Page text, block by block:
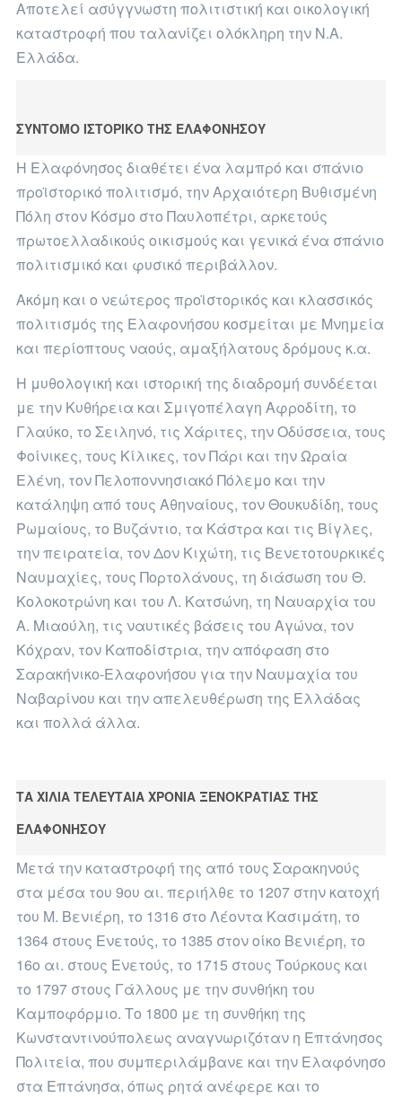
Αποτελεί ασύγγνωστη πολιτιστική και οικολογική
καταστροφή που ταλανίζει ολόκληρη την Ν.Α.
Ελλάδα.
ΣΥΝΤΟΜΟ ΙΣΤΟΡΙΚΟ ΤΗΣ ΕΛΑΦΟΝΗΣΟΥ
Η Ελαφόνησος διαθέτει ένα λαμπρό και σπάνιο
προϊστορικό πολιτισμό, την Αρχαιότερη Βυθισμένη
Πόλη στον Κόσμο στο Παυλοπέτρι, αρκετούς
πρωτοελλαδικούς οικισμούς και γενικά ένα σπάνιο
πολιτισμικό και φυσικό περιβάλλον.
Ακόμη και ο νεώτερος προϊστορικός και κλασσικός
πολιτισμός της Ελαφονήσου κοσμείται με Μνημεία
και περίοπτους ναούς, αμαξήλατους δρόμους κ.α.
Η μυθολογική και ιστορική της διαδρομή συνδέεται
με την Κυθήρεια και Σμιγοπέλαγη Αφροδίτη, το
Γλαύκο, το Σειληνό, τις Χάριτες, την Οδύσσεια, τους
Φοίνικες, τους Κίλικες, τον Πάρι και την Ωραία
Ελένη, τον Πελοποννησιακό Πόλεμο και την
κατάληψη από τους Αθηναίους, τον Θουκυδίδη, τους
Ρωμαίους, το Βυζάντιο, τα Κάστρα και τις Βίγλες,
την πειρατεία, τον Δον Κιχώτη, τις Βενετοτουρκικές
Ναυμαχίες, τους Πορτολάνους, τη διάσωση του Θ.
Κολοκοτρώνη και του Λ. Κατσώνη, τη Ναυαρχία του
Α. Μιαούλη, τις ναυτικές βάσεις του Αγώνα, τον
Κόχραν, τον Καποδίστρια, την απόφαση στο
Σαρακήνικο-Ελαφονήσου για την Ναυμαχία του
Ναβαρίνου και την απελευθέρωση της Ελλάδας
και πολλά άλλα.
ΤΑ ΧΙΛΙΑ ΤΕΛΕΥΤΑΙΑ ΧΡΟΝΙΑ ΞΕΝΟΚΡΑΤΙΑΣ ΤΗΣ
ΕΛΑΦΟΝΗΣΟΥ
Μετά την καταστροφή της από τους Σαρακηνούς
στα μέσα του 9ου αι. περιήλθε το 1207 στην κατοχή
του Μ. Βενιέρη, το 1316 στο Λέοντα Κασιμάτη, το
1364 στους Ενετούς, το 1385 στον οίκο Βενιέρη, το
16ο αι. στους Ενετούς, το 1715 στους Τούρκους και
το 1797 στους Γάλλους με την συνθήκη του
Καμποφόρμιο. Το 1800 με τη συνθήκη της
Κωνσταντινούπολεως αναγνωριζόταν η Επτάνησος
Πολιτεία, που συμπεριλάμβανε και την Ελαφόνησο
στα Επτάνησα, όπως ρητά ανέφερε και το